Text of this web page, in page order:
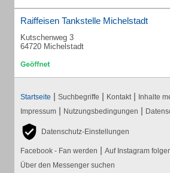
Raiffeisen Tankstelle Michelstadt
Kutschenweg 3
64720 Michelstadt
Startseite | Suchbegriffe | Kontakt | Inhalte
Impressum | Nutzungsbedingungen |
Datenschutz-Einstellungen
Facebook - Fan werden | Auf Instagram
Über den Messenger suchen